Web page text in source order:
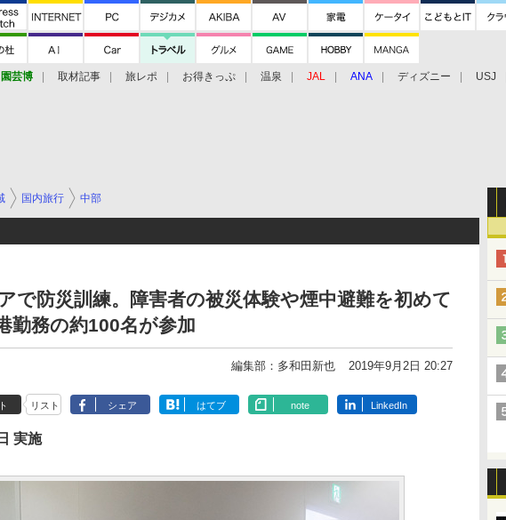
園芸博 取材記事 旅レポ お得きっぷ 温泉 JAL ANA ディズニー USJ
国内旅行 中部
で防災訓練。障害者の被災体験や煙中避難を初めて
勤務の約100名が参加
編集部：多和田新也 2019年9月2日 20:27
リスト シェア はてブ note LinkedIn
実施